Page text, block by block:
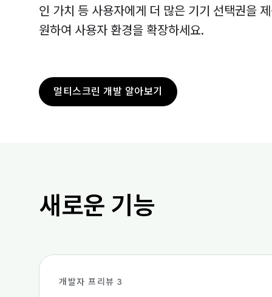
인 가치 등 사용자에게 더 많은 기기 선택권을
원하여 사용자 환경을 확장하세요.
멀티스크린 개발 알아보기
새로운 기능
개발자 프리뷰 3